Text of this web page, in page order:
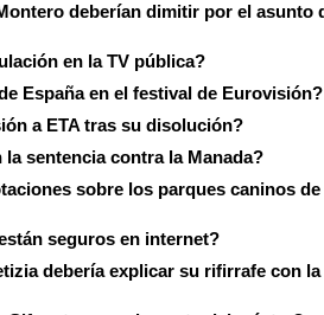
deberían dimitir por el asunto
en la TV pública?
España en el festival de Eurovisión?
a ETA tras su disolución?
la sentencia contra la Manada?
sobre los parques caninos de
seguros en internet?
debería explicar su rifirrafe con la